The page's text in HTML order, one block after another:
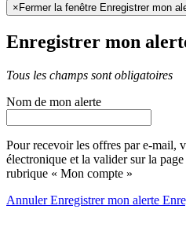
× Fermer la fenêtre Enregistrer mon
Enregistrer mon
Tous les champs sont obligatoires
Nom de mon alerte
Pour recevoir les offres par e-mail,
électronique et la valider sur la page
rubrique « Mon compte »
AnnulerEnregistrer mon alerte